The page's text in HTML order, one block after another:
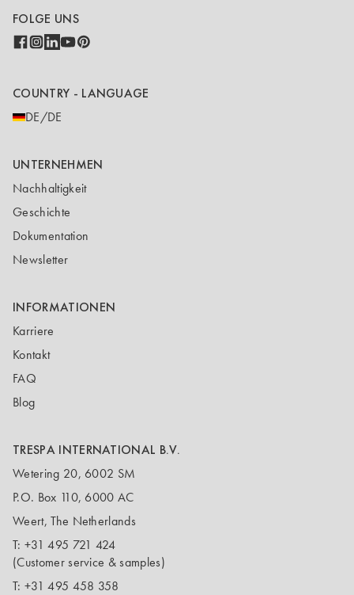
FOLGE UNS
COUNTRY - LANGUAGE
DE/DE
UNTERNEHMEN
Nachhaltigkeit
Geschichte
Dokumentation
Newsletter
INFORMATIONEN
Karriere
Kontakt
FAQ
Blog
TRESPA INTERNATIONAL B.V.
Wetering 20, 6002 SM
P.O. Box 110, 6000 AC
Weert, The Netherlands
T: +31 495 721 424
(Customer service & samples)
T: +31 495 458 358